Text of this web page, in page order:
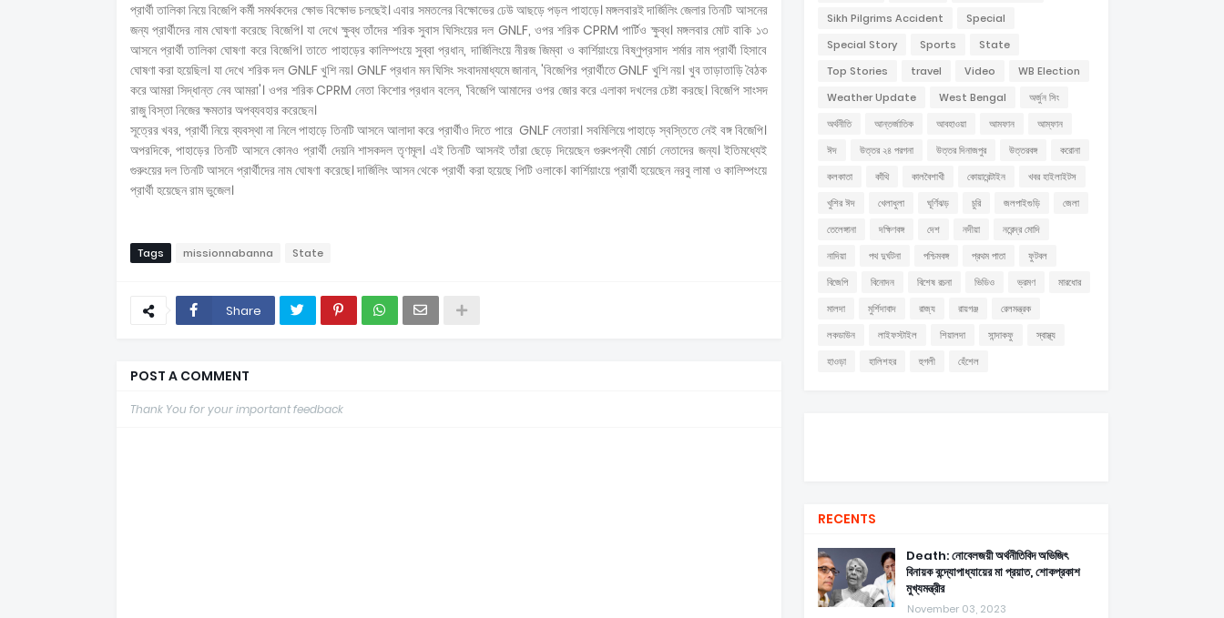
প্রার্থী তালিকা নিয়ে বিজেপি কর্মী সমর্থকদের ক্ষোভ বিক্ষোভ চলছেই। এবার সমতলের বিক্ষোভের ঢেউ আছড়ে পড়ল পাহাড়ে। মঙ্গলবারই দার্জিলিং জেলার তিনটি আসনের
জন্য প্রার্থীদের নাম ঘোষণা করেছে বিজেপি। যা দেখে ক্ষুব্ধ তাঁদের শরিক সুবাস ঘিসিংয়ের দল GNLF, ওপর শরিক CPRM পার্টিও ক্ষুব্ধ। মঙ্গলবার মোট বাকি ১৩
আসনে প্রার্থী তালিকা ঘোষণা করে বিজেপি। তাতে পাহাড়ের কালিম্পংয়ে সুব্বা প্রধান, দার্জিলিংয়ে নীরজ জিম্বা ও কার্শিয়াংয়ে বিষ্ণুপ্রসাদ শর্মার নাম প্রার্থী হিসাবে
ঘোষণা করা হয়েছিল। যা দেখে শরিক দল GNLF খুশি নয়। GNLF প্রধান মন ঘিসিং সংবাদমাধ্যমে জানান, 'বিজেপির প্রার্থীতে GNLF খুশি নয়। খুব তাড়াতাড়ি বৈঠক
করে আমরা সিদ্ধান্ত নেব আমরা'। ওপর শরিক CPRM নেতা কিশোর প্রধান বলেন, ‘বিজেপি আমাদের ওপর জোর করে এলাকা দখলের চেষ্টা করছে। বিজেপি সাংসদ
রাজু বিস্তা নিজের ক্ষমতার অপব্যবহার করেছেন।
সূত্রের খবর, প্রার্থী নিয়ে ব্যবস্থা না নিলে পাহাড়ে তিনটি আসনে আলাদা করে প্রার্থীও দিতে পারে GNLF নেতারা। সবমিলিয়ে পাহাড়ে স্বস্তিতে নেই বঙ্গ বিজেপি।
অপরদিকে, পাহাড়ের তিনটি আসনে কোনও প্রার্থী দেয়নি শাসকদল তৃণমূল। এই তিনটি আসনই তাঁরা ছেড়ে দিয়েছেন গুরুংপন্থী মোর্চা নেতাদের জন্য। ইতিমধ্যেই
গুরুংয়ের দল তিনটি আসনে প্রার্থীদের নাম ঘোষণা করেছে। দার্জিলিং আসন থেকে প্রার্থী করা হয়েছে পিটি ওলাকে। কার্শিয়াংয়ে প্রার্থী হয়েছেন নরবু লামা ও কালিম্পংয়ে
প্রার্থী হয়েছেন রাম ভুজেল।
Tags missionnabanna State
Share
POST A COMMENT
Thank You for your important feedback
Sikh Pilgrims Accident
Special
Special Story
Sports
State
Top Stories
travel Video
WB Election
Weather Update
West Bengal
অর্জুন সিং
অর্থনীতি
আন্তর্জাতিক আবহাওয়া আমফান
আম্ফান
ঈদ
উত্তর ২৪ পরগনা উত্তর দিনাজপুর উত্তরবঙ্গ
করোনা
কলকাতা
কাঁথি কালবৈশাখী কোয়ারেন্টাইন
খবর হাইলাইটস
খুশির ঈদ
খেলাধুলা ঘূর্ণিঝড় চুরি জলপাইগুড়ি
জেলা
তেলেঙ্গানা
দক্ষিণবঙ্গ দেশ নদীয়া
নরেন্দ্র মোদি
নাদিয়া
পথ দুর্ঘটনা পশ্চিমবঙ্গ প্রথম পাতা
ফুটবল
বিজেপি
বিনোদন বিশেষ রচনা ভিডিও ভ্রমণ
মারধোর
মালদা
মুর্শিদাবাদ রাজ্য রায়গঞ্জ
রেলমন্ত্রক
লকডাউন
লাইফস্টাইল শিয়ালদা সান্দাকফু
স্বাস্থ্য
হাওড়া
হালিশহর হুগলী হেঁশেল
RECENTS
Death: নোবেলজয়ী অর্থনীতিবিদ অভিজিৎ
বিনায়ক বন্দ্যোপাধ্যায়ের মা প্রয়াত, শোকপ্রকাশ
মুখ্যমন্ত্রীর
November 03, 2023